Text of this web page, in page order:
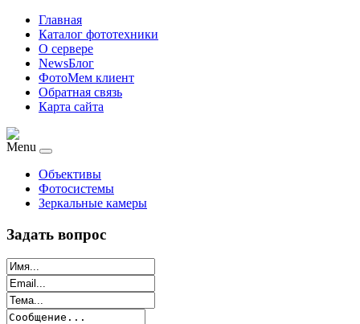
Главная
Каталог фототехники
О сервере
NewsБлог
ФотоМем клиент
Обратная связь
Карта сайта
Menu
Объективы
Фотосистемы
Зеркальные камеры
Задать вопрос